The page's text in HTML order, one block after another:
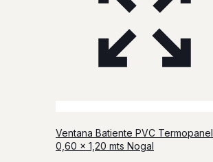
Ventana Batiente PVC Termopanel
0,60 x 1,20 mts Nogal